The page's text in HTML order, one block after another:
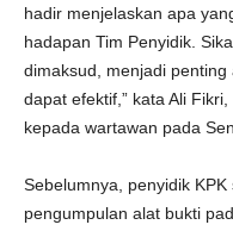
hadir menjelaskan apa
hadapan Tim Penyidik.
dimaksud, menjadi
dapat efektif,” kata Ali
kepada wartawan pada
Sebelumnya, penyidik
pengumpulan alat bukti